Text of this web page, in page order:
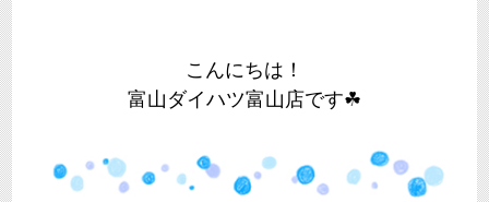
こんにちは！
富山ダイハツ富山店です☘